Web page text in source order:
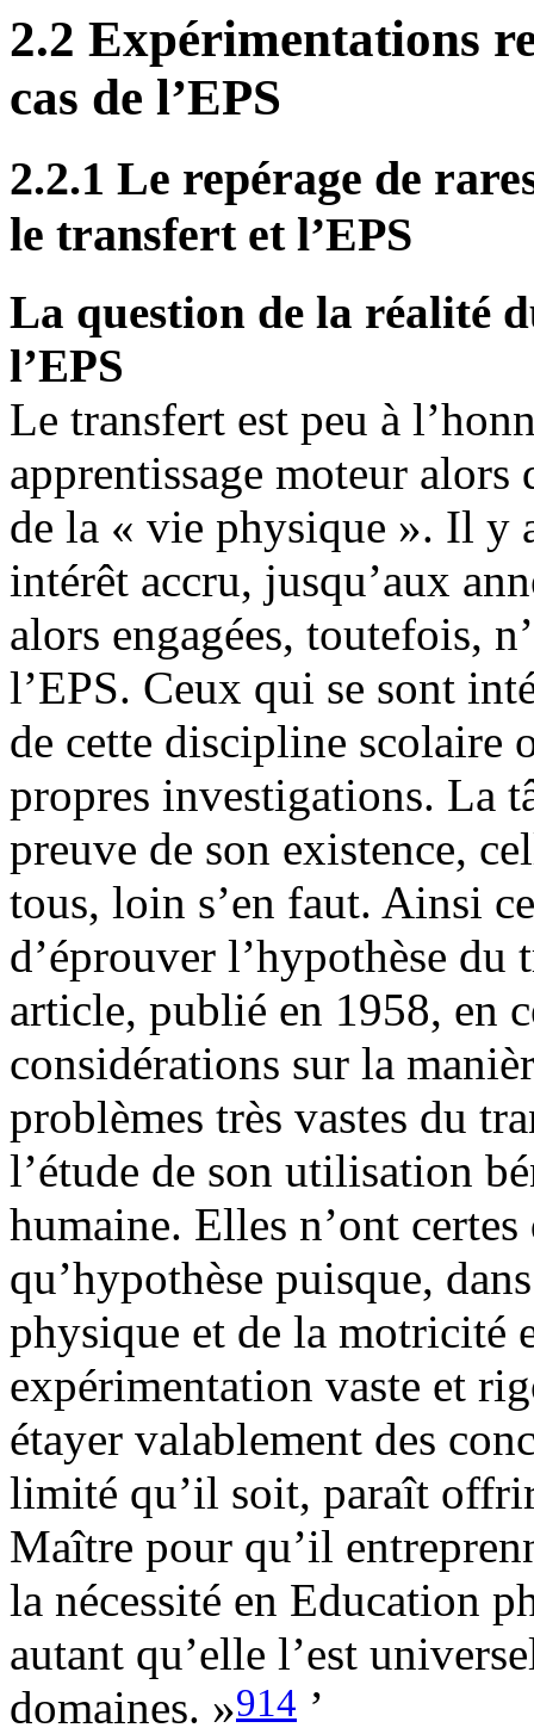
2.2 Expérimentations
cas de l’EPS
2.2.1 Le repérage de
le transfert et l’EPS
La question de la réalité
l’EPS
Le transfert est peu à
apprentissage moteur alors
de la « vie physique ». Il y
intérêt accru, jusqu’aux
alors engagées, toutefois,
l’EPS. Ceux qui se sont
de cette discipline scolaire
propres investigations. La
preuve de son existence,
tous, loin s’en faut. Ainsi
d’éprouver l’hypothèse
article, publié en 1958, en
considérations sur la
problèmes très vastes du
l’étude de son utilisation
humaine. Elles n’ont
qu’hypothèse puisque,
physique et de la motricité
expérimentation vaste et
étayer valablement des
limité qu’il soit, paraît
Maître pour qu’il
la nécessité en Education
autant qu’elle l’est
domaines. »914 ’